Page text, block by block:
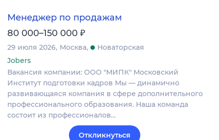
Менеджер по продажам
80 000–150 000 ₽
29 июля 2026 Москва
Новаторская
Jobers
Вакансия компании: ООО "МИПК" Московский
Институт подготовки кадров Мы — динамично
развивающаяся компания в сфере дополнительного
профессионального образования. Наша команда
состоит из профессионалов…
Откликнуться